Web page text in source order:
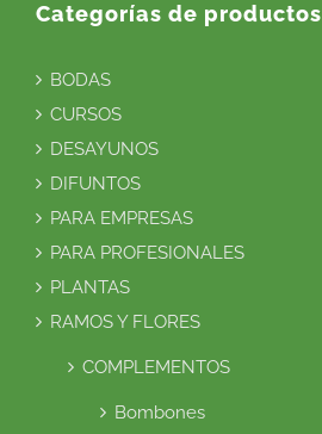
Categorías de productos
BODAS
CURSOS
DESAYUNOS
DIFUNTOS
PARA EMPRESAS
PARA PROFESIONALES
PLANTAS
RAMOS Y FLORES
COMPLEMENTOS
Bombones